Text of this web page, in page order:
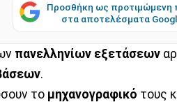
Προσθήκη ως προτιμώμενη
στα αποτελέσματα
πανελληνίων εξετάσεων
.
το μηχανογραφικό τους